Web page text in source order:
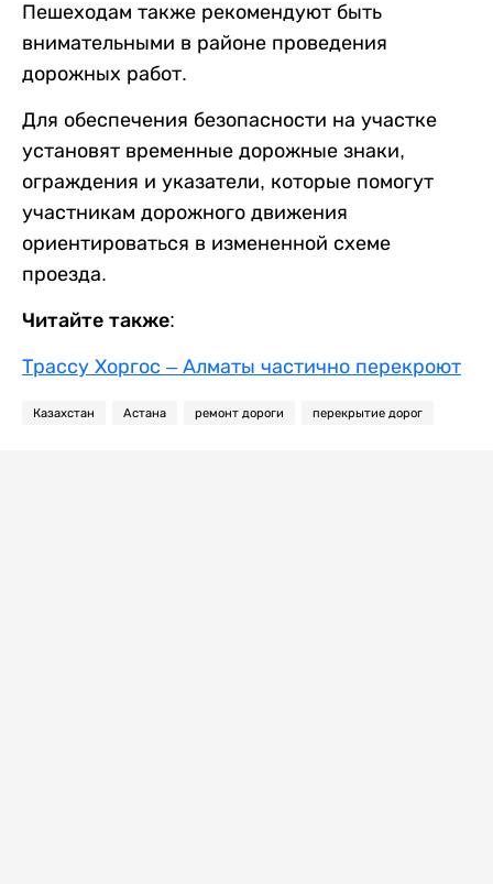
Пешеходам также рекомендуют быть
внимательными в районе проведения
дорожных работ.
Для обеспечения безопасности на участке
установят временные дорожные знаки,
ограждения и указатели, которые помогут
участникам дорожного движения
ориентироваться в измененной схеме
проезда.
Читайте также:
Трассу Хоргос – Алматы частично перекроют
Казахстан Астана ремонт дороги перекрытие дорог